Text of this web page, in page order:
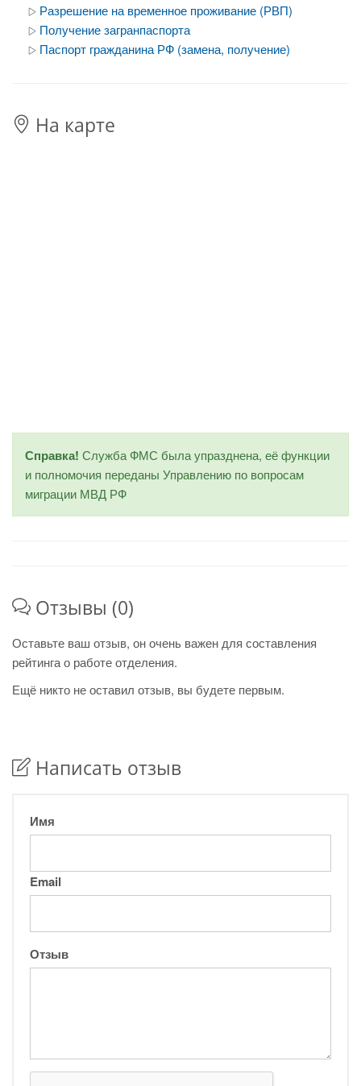
Разрешение на временное проживание (РВП)
Получение загранпаспорта
Паспорт гражданина РФ (замена, получение)
На карте
Справка! Служба ФМС была упразднена, её функции
и полномочия переданы Управлению по вопросам
миграции МВД РФ
Отзывы (0)
Оставьте ваш отзыв, он очень важен для составления
рейтинга о работе отделения.
Ещё никто не оставил отзыв, вы будете первым.
Написать отзыв
Имя
Email
Отзыв